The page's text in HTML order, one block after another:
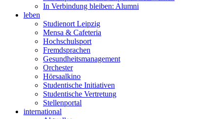
In Verbindung bleiben: Alumni
leben
Studienort Leipzig
Mensa & Cafeteria
Hochschulsport
Fremdsprachen
Gesundheitsmanagement
Orchester
Hörsaalkino
Studentische Initiativen
Studentische Vertretung
Stellenportal
international